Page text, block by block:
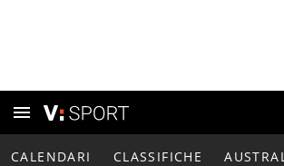
CALENDARI CLASSIFICHE